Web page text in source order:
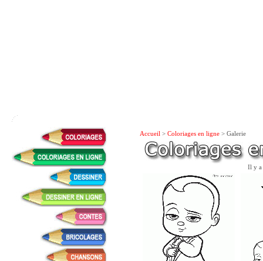
Accueil > Coloriages en ligne> Galerie
Il y a